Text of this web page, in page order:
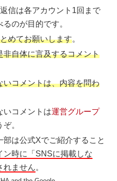
信は各アカウント1回まで
のが目的です。
めてお願いします。
非自体に言及するコメント
いコメントは、内容を問わ
いコメントは運営グループ
。
部は公式Xでご紹介すること
ン時に「SNSに掲載しな
れません。